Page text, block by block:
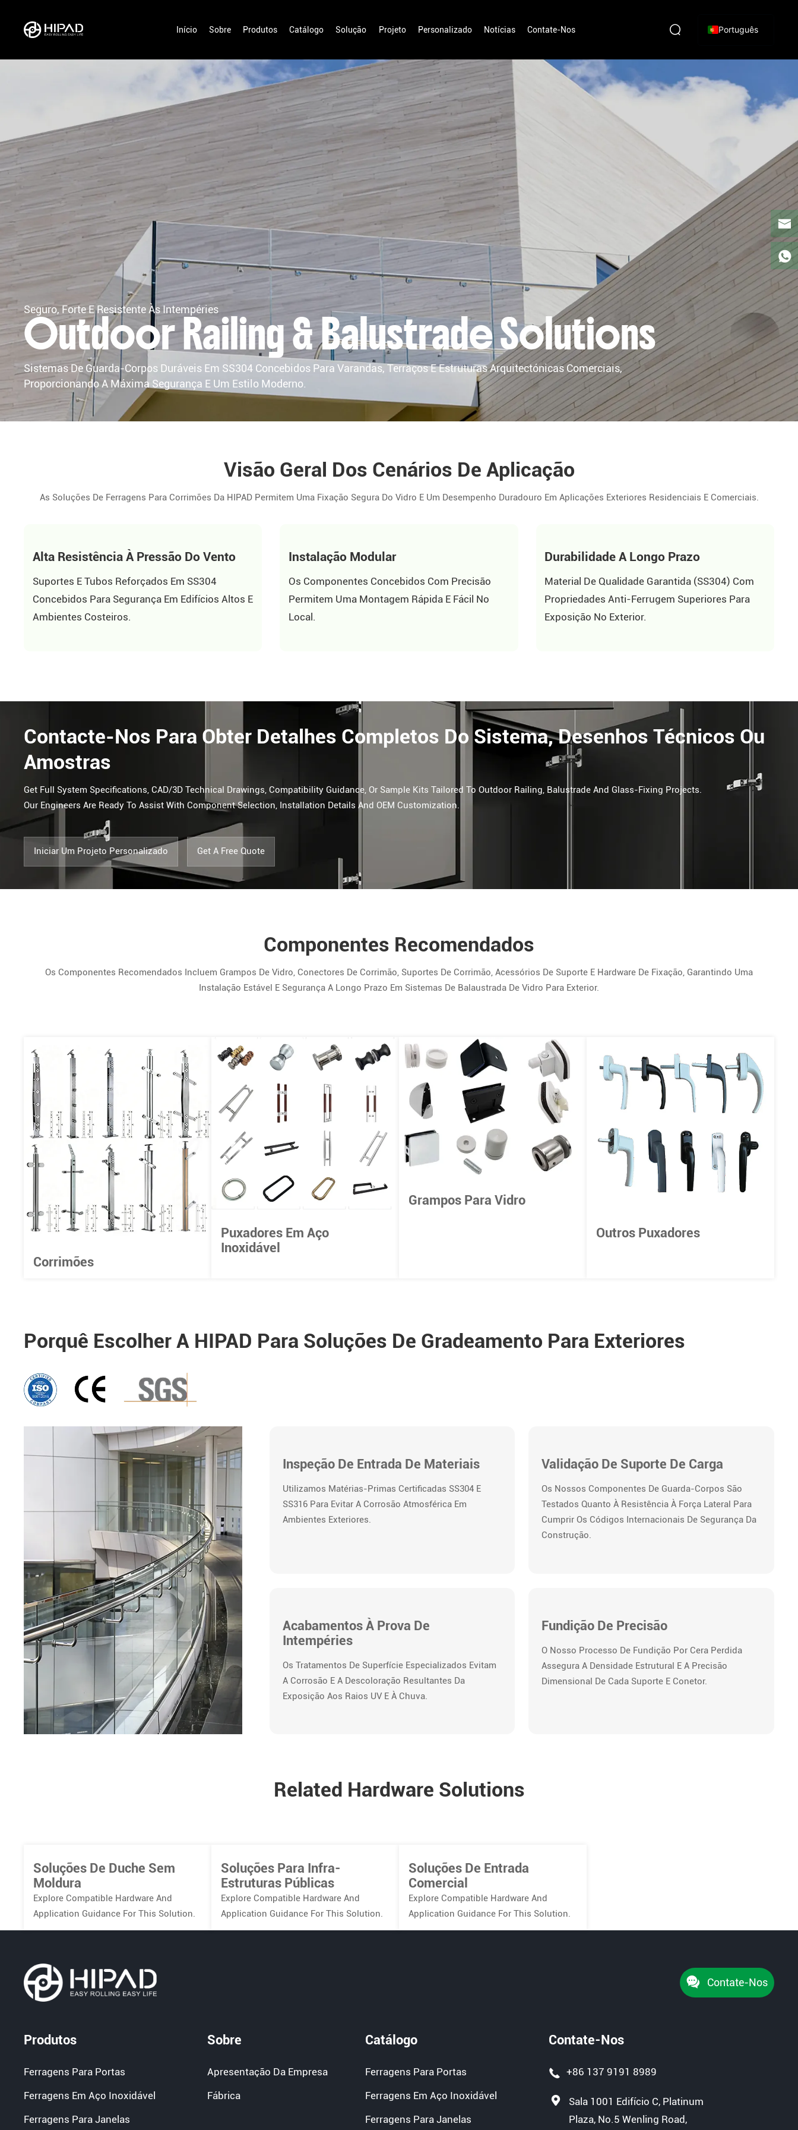
Início Sobre Produtos Catálogo Solução Projeto Personalizado Notícias Contate-Nos Português
Seguro, Forte E Resistente Às Intempéries
Outdoor Railing & Balustrade Solutions
Sistemas De Guarda-Corpos Duráveis Em SS304 Concebidos Para Varandas, Terraços E Estruturas Arquitectónicas Comerciais,
Proporcionando A Máxima Segurança E Um Estilo Moderno.
Visão Geral Dos Cenários De Aplicação
As Soluções De Ferragens Para Corrimões Da HIPAD Permitem Uma Fixação Segura Do Vidro E Um Desempenho Duradouro Em Aplicações Exteriores Residenciais E Comerciais.
Alta Resistência À Pressão Do Vento
Suportes E Tubos Reforçados Em SS304
Concebidos Para Segurança Em Edifícios Altos E
Ambientes Costeiros.
Instalação Modular
Os Componentes Concebidos Com Precisão
Permitem Uma Montagem Rápida E Fácil No
Local.
Durabilidade A Longo Prazo
Material De Qualidade Garantida (SS304) Com
Propriedades Anti-Ferrugem Superiores Para
Exposição No Exterior.
Contacte-Nos Para Obter Detalhes Completos Do Sistema, Desenhos Técnicos Ou
Amostras
Get Full System Specifications, CAD/3D Technical Drawings, Compatibility Guidance, Or Sample Kits Tailored To Outdoor Railing, Balustrade And Glass-Fixing Projects.
Our Engineers Are Ready To Assist With Component Selection, Installation Details And OEM Customization.
Iniciar Um Projeto Personalizado Get A Free Quote
Componentes Recomendados
Os Componentes Recomendados Incluem Grampos De Vidro, Conectores De Corrimão, Suportes De Corrimão, Acessórios De Suporte E Hardware De Fixação, Garantindo Uma
Instalação Estável E Segurança A Longo Prazo Em Sistemas De Balaustrada De Vidro Para Exterior.
Corrimões
Puxadores Em Aço
Inoxidável
Grampos Para Vidro
Outros Puxadores
Porquê Escolher A HIPAD Para Soluções De Gradeamento Para Exteriores
Inspeção De Entrada De Materiais
Utilizamos Matérias-Primas Certificadas SS304 E
SS316 Para Evitar A Corrosão Atmosférica Em
Ambientes Exteriores.
Validação De Suporte De Carga
Os Nossos Componentes De Guarda-Corpos São
Testados Quanto À Resistência À Força Lateral Para
Cumprir Os Códigos Internacionais De Segurança Da
Construção.
Acabamentos À Prova De
Intempéries
Os Tratamentos De Superfície Especializados Evitam
A Corrosão E A Descoloração Resultantes Da
Exposição Aos Raios UV E À Chuva.
Fundição De Precisão
O Nosso Processo De Fundição Por Cera Perdida
Assegura A Densidade Estrutural E A Precisão
Dimensional De Cada Suporte E Conetor.
Related Hardware Solutions
Soluções De Duche Sem
Moldura
Explore Compatible Hardware And
Application Guidance For This Solution.
Soluções Para Infra-
Estruturas Públicas
Explore Compatible Hardware And
Application Guidance For This Solution.
Soluções De Entrada
Comercial
Explore Compatible Hardware And
Application Guidance For This Solution.
Contate-Nos
Produtos
Ferragens Para Portas
Ferragens Em Aço Inoxidável
Ferragens Para Janelas
Sobre
Apresentação Da Empresa
Fábrica
Catálogo
Ferragens Para Portas
Ferragens Em Aço Inoxidável
Ferragens Para Janelas
Contate-Nos
+86 137 9191 8989
Sala 1001 Edifício C, Platinum
Plaza, No.5 Wenling Road,